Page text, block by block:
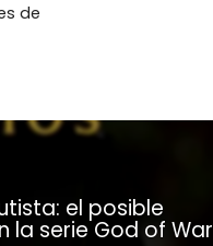
de
el posible
la serie God of War